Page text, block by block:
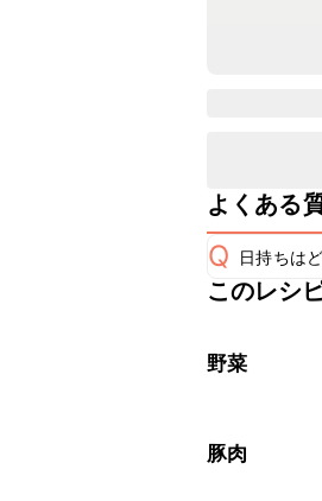
よくある
Q 日持ちは
保存期間
※日持ちは
このレシ
野菜
豚肉